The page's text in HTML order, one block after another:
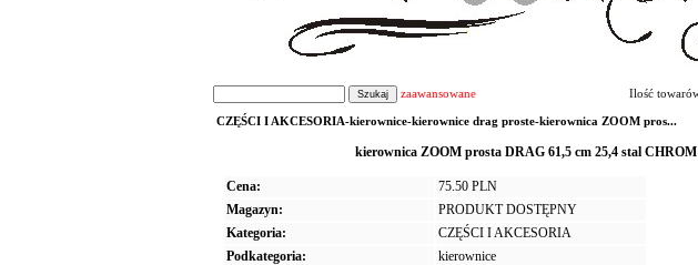
zaawansowane Ilość
CZĘŚCI I AKCESORIA-kierownice-kierownice drag proste-kierownica ZOOM pros...
kierownica ZOOM prosta DRAG 61,5 cm 25,4 stal
Cena:
75.50 PLN
Magazyn:
PRODUKT DOSTĘPNY
Kategoria:
CZĘŚCI I AKCESORIA
Podkategoria:
kierownice